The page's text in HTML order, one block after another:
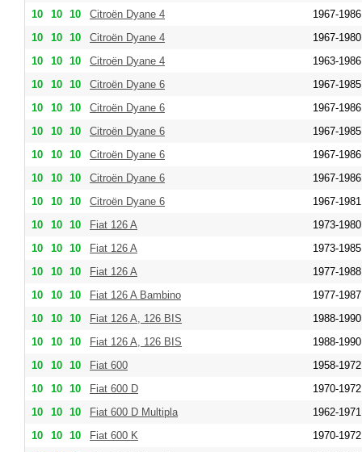
10
10 10 Citroën Dyane 4
1967-1986
10
10 10 Citroën Dyane 4
1967-1980
10
10 10 Citroën Dyane 4
1963-1986
10
10 10 Citroën Dyane 6
1967-1985
10
10 10 Citroën Dyane 6
1967-1986
10
10 10 Citroën Dyane 6
1967-1985
10
10 10 Citroën Dyane 6
1967-1986
10
10 10 Citroën Dyane 6
1967-1986
10
10 10 Citroën Dyane 6
1967-1981
10
10 10 Fiat 126 A
1973-1980
10
10 10 Fiat 126 A
1973-1985
10
10 10 Fiat 126 A
1977-1988
10
10 10 Fiat 126 A Bambino
1977-1987
10
10 10 Fiat 126 A, 126 BIS
1988-1990
10
10 10 Fiat 126 A, 126 BIS
1988-1990
10
10 10 Fiat 600
1958-1972
10
10 10 Fiat 600 D
1970-1972
10
10 10 Fiat 600 D Multipla
1962-1971
10
10 10 Fiat 600 K
1970-1972